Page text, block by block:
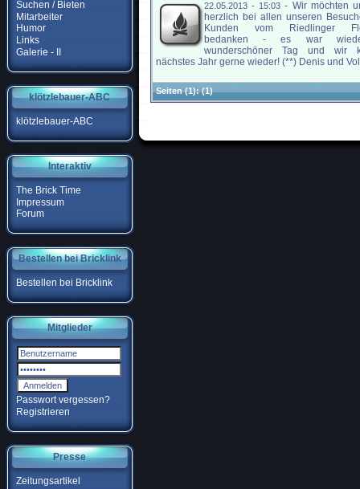
Suchen / Bieten
Mitarbeiter
Humor
Links
Galerie - II
klötzlebauer-ABC
klötzlebauer-ABC
Interaktiv
The Brick Time
Impressum
Forum
Bestellen bei Bricklink
Bestellen bei Bricklink
Mitglieder
Passwort vergessen?
Registrieren
Presse
Zeitungsartikel
22.05.2013 - 15:03 - Wir möchten
herzlich bei allen unseren
Kunden vom Riedlinger
bedanken - es war
wunderschöner Tag und wir
nächstes Jahr gerne wieder! (**) Denis und
Seiten(1):(1)